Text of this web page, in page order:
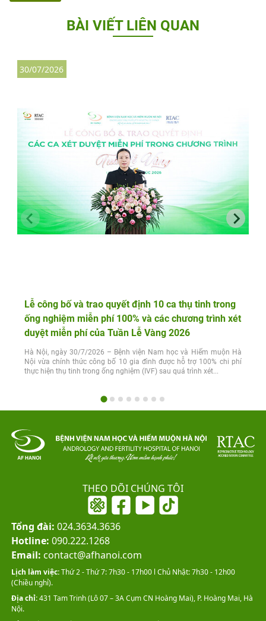
BÀI VIẾT LIÊN QUAN
Lễ công bố và trao quyết định 10 ca thụ tinh trong
ống nghiệm miễn phí 100% và các chương trình xét
duyệt miễn phí của Tuần Lễ Vàng 2026
Hà Nội, ngày 30/7/2026 – Bệnh viện Nam học và Hiếm muộn Hà
Nội vừa chính thức công bố 10 gia đình được hỗ trợ 100% chi phí
thực hiện thụ tinh trong ống nghiệm (IVF) sau quá trình xét...
30/07/2026
THEO DÕI CHÚNG TÔI
Tổng đài: 024.3634.3636
Hotline: 090.222.1268
Email: contact@afhanoi.com
Lịch làm việc:Thứ 2 - Thứ 7: 7h30 - 17h00 l Chủ Nhật: 7h30 - 12h00
(Chiều nghỉ).
Địa chỉ:431 Tam Trinh (Lô 07 – 3A Cụm CN Hoàng Mai), P. Hoàng Mai, Hà
Nội.